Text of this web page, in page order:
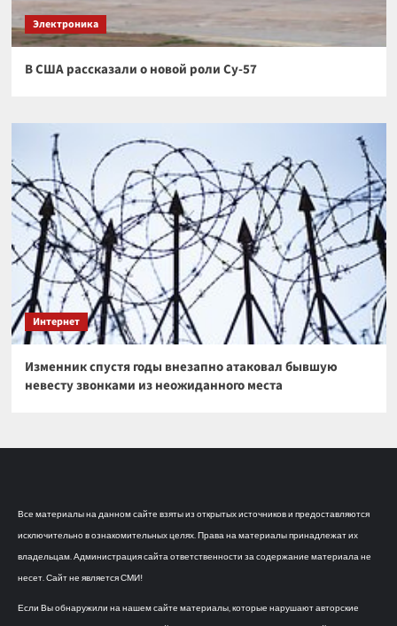
Электроника
В США рассказали о новой роли Су-57
Интернет
Изменник спустя годы внезапно атаковал бывшую
невесту звонками из неожиданного места
Все материалы на данном сайте взяты из открытых источников и предоставляются
исключительно в ознакомительных целях. Права на материалы принадлежат их
владельцам. Администрация сайта ответственности за содержание материала не
несет. Сайт не является СМИ!
Если Вы обнаружили на нашем сайте материалы, которые нарушают авторские